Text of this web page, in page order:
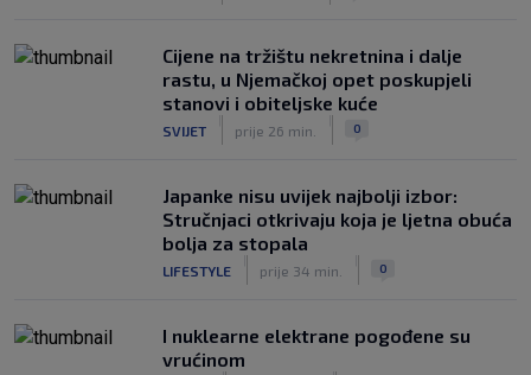
Cijene na tržištu nekretnina i dalje
rastu, u Njemačkoj opet poskupjeli
stanovi i obiteljske kuće
SVIJET prije 26 min. 0
Japanke nisu uvijek najbolji izbor:
Stručnjaci otkrivaju koja je ljetna obuća
bolja za stopala
LIFESTYLE prije 34 min. 0
I nuklearne elektrane pogođene su
vrućinom